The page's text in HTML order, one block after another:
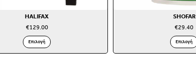
HALIFAX
€129.00
Επιλογή
SHOFAR
€29.40
Επιλογή